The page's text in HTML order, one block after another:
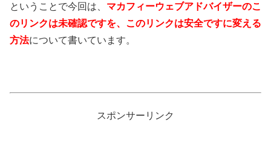
ということで今回は、 マカフィーウェブアドバイザーのこ
のリンクは未確認ですを、このリンクは安全ですに変える
方法について書いています。
スポンサーリンク